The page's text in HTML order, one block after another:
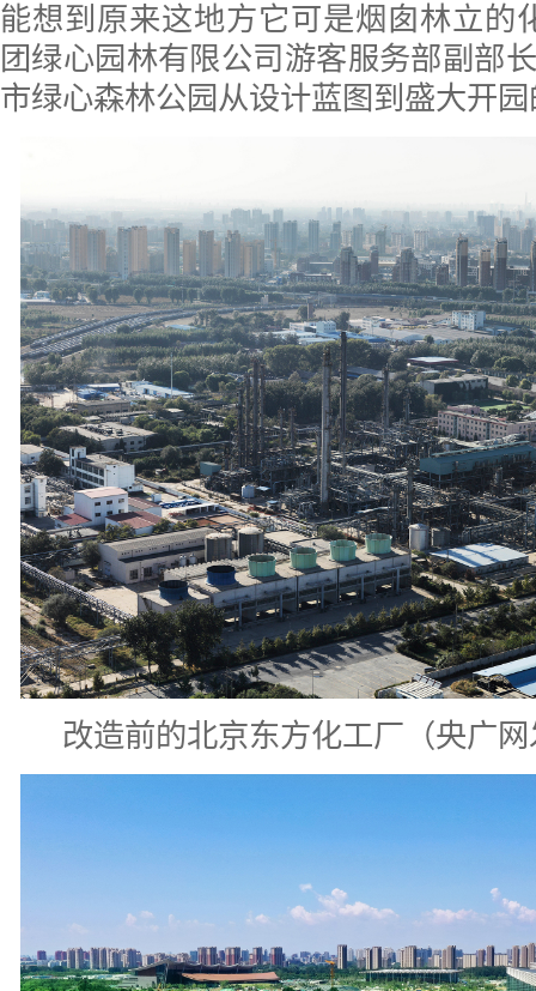
能想到原来这地方它可是烟囱林立的
团绿心园林有限公司游客服务部副部
市绿心森林公园从设计蓝图到盛大开
改造前的北京东方化工厂（央广